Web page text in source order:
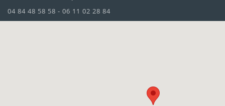
04 84 48 58 58 - 06 11 02 28 84